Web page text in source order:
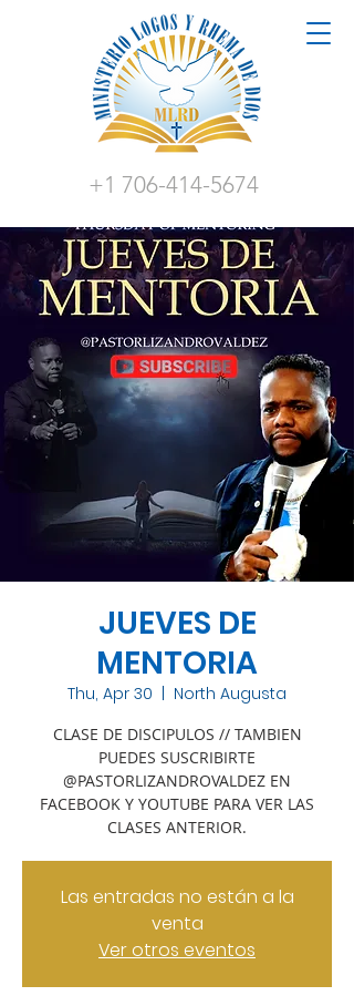
+1 706-414-5674
JUEVES DE
MENTORIA
Thu, Apr 30 North Augusta
CLASE DE DISCIPULOS // TAMBIEN
PUEDES SUSCRIBIRTE
@PASTORLIZANDROVALDEZ EN
FACEBOOK Y YOUTUBE PARA VER LAS
CLASES ANTERIOR.
Las entradas no están a la
venta
Ver otros eventos